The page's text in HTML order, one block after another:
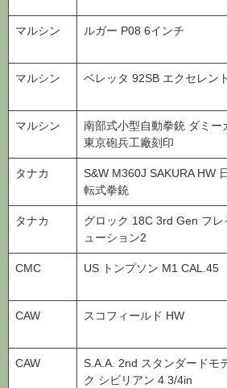
マルシン ルガー P08 6インチ
マルシン ベレッタ 92SB エクセレン
マルシン
南部式小型自動拳銃 ダミー
東京砲兵工廠刻印
タナカ
S&W M360J SAKURA HW
転式拳銃
タナカ
グロック 18C 3rd Gen フレ
ューション2
CMC US トンプソン M1 CAL.45
CAW スコフィールド HW
CAW
S.A.A. 2nd スタンダードモ
ク シビリアン 4 3/4in